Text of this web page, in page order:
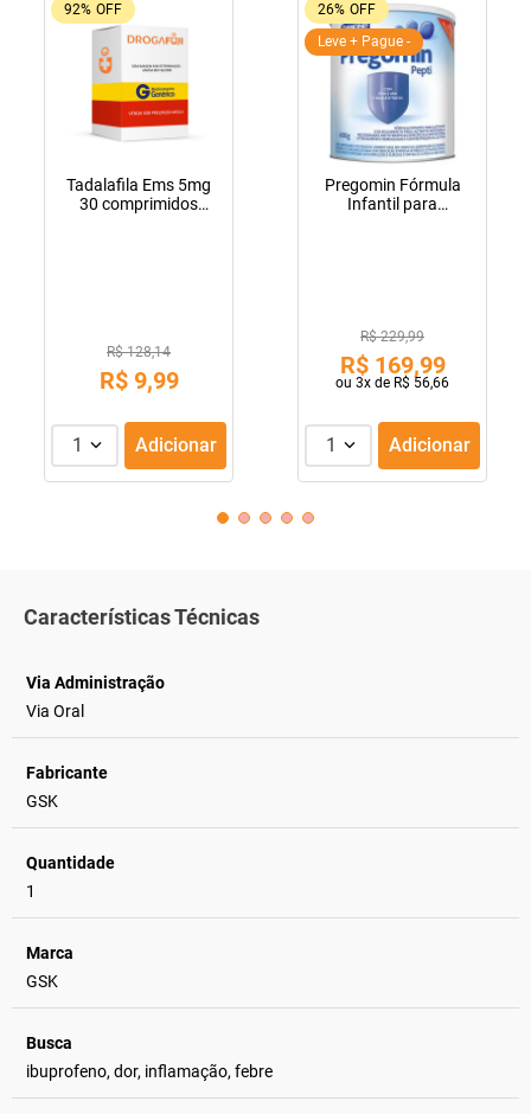
92% OFF
Tadalafila Ems 5mg
30 comprimidos
R$ 128,14
R$ 9,99
1 Adicionar
26% OFF
Leve + Pague -
Pregomin Fórmula
Infantil para
R$ 229,99
R$ 169,99
ou 3x de R$ 56,66
1 Adicionar
Características Técnicas
Via Administração
Via Oral
Fabricante
GSK
Quantidade
1
Marca
GSK
Busca
ibuprofeno, dor, inflamação, febre